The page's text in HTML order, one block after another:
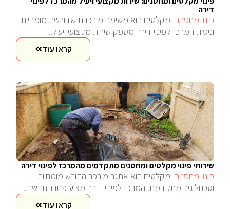
דירה
פינוי מחסנים ומקלטים הוא משימה מורכבת שדורשת מומחיות
וניסיון. המרכז לפינוי דירה מספק שירות מקצועי ויעיל..
קראו עוד
שירותי פינוי מקלטים ומחסנים מתקדמים מהמרכז לפינוי דירה
פינוי מחסנים ומקלטים הוא אתגר מורכב הדורש מומחיות
וטכנולוגיה מתקדמת. המרכז לפינוי דירה מציע פתרון חדשני..
קראו עוד